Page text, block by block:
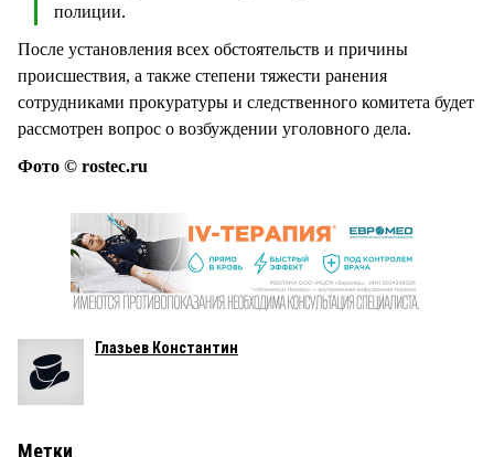
полиции.
После установления всех обстоятельств и причины
происшествия, а также степени тяжести ранения
сотрудниками прокуратуры и следственного комитета будет
рассмотрен вопрос о возбуждении уголовного дела.
Фото © rostec.ru
Глазьев Константин
Метки